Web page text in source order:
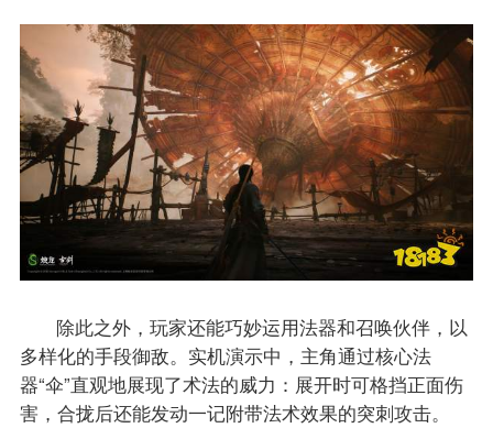
除此之外，玩家还能巧妙运用法器和召唤伙伴，以
多样化的手段御敌。实机演示中，主角通过核心法
器“伞”直观地展现了术法的威力：展开时可格挡正面伤
害，合拢后还能发动一记附带法术效果的突刺攻击。